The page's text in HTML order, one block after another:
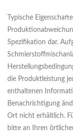
Typische
Spezifikation dar.
die Produktleistung
enthaltenen
Benachrichtigung
Ort nicht erhältlich.
bitte an Ihren